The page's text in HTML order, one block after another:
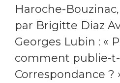
Haroche-
par Brigitte Diaz
Georges Lubin : «
comment publie-
Correspondance ?